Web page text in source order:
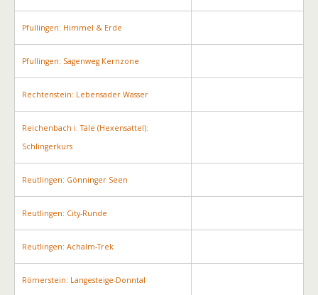
Pfullingen: Himmel & Erde
Pfullingen: Sagenweg Kernzone
Rechtenstein: Lebensader Wasser
Reichenbach i. Täle (Hexensattel):
Schlingerkurs
Reutlingen: Gönninger Seen
Reutlingen: City-Runde
Reutlingen: Achalm-Trek
Römerstein: Langesteige-Donntal